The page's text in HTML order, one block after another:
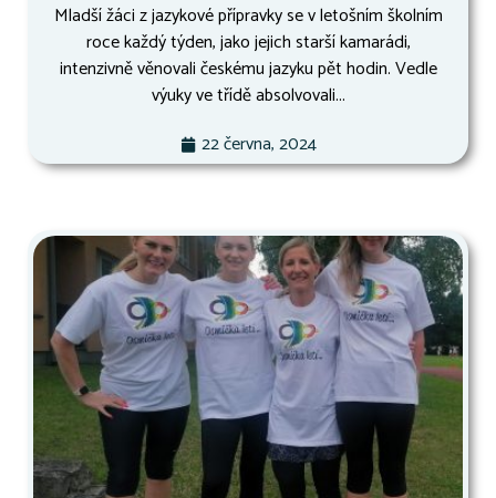
Mladší žáci z jazykové přípravky se v letošním školním
roce každý týden, jako jejich starší kamarádi,
intenzivně věnovali českému jazyku pět hodin. Vedle
výuky ve třídě absolvovali...
22 června, 2024